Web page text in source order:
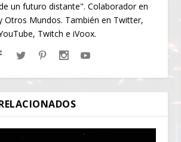
un futuro distante". Colaborador en
Otros Mundos. También en Twitter,
Twitch e iVoox.